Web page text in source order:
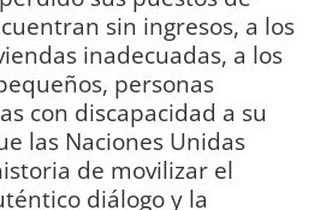
sin ingresos, a los
inadecuadas, a los
personas
con discapacidad a su
las Naciones Unidas
de movilizar el
diálogo y la